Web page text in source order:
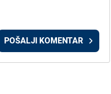
POŠALJI KOMENTAR